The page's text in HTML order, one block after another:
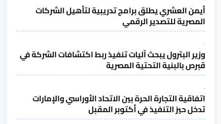
أيمن العشري يطلق برامج تدريبية لتأهيل الشركات
المصرية للتصدير الرقمي
وزير البترول يبحث آليات تنفيذ ربط اكتشافات الشركة في
قبرص بالبنية التحتية المصرية
اتفاقية التجارة الحرة بين الاتحاد الأوراسي والإمارات
تدخل حيز التنفيذ في أكتوبر المقبل